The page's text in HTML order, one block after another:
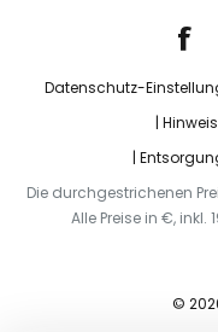
Datenschutz-
Die durchgestrichenen
Alle Preise in €, inkl.
©